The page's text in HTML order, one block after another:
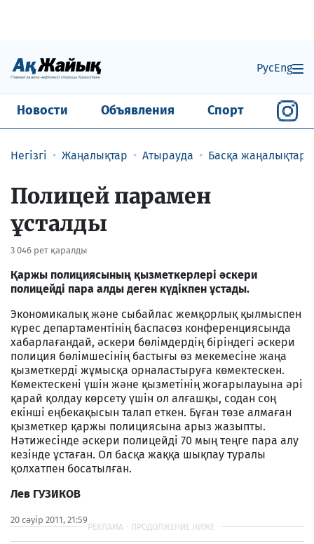
РусEng
Новости Объявления Спорт
Негізгі Жаңалықтар Атырауда Басқа жаңалықтар
Полицей парамен
ұсталды
3 046 рет қаралды
Қаржы полициясының қызметкерлері әскери
полицейді пара алды деген күдікпен ұстады.
Экономикалық және сыбайлас жемқорлық қылмыспен
күрес департаментінің баспасөз конференциясында
хабарлағандай, әскери бөлімдердің біріндегі әскери
полиция бөлімшесінің бастығы өз мекемесіне жаңа
қызметкерді жұмысқа орналастыруға көмектескен.
Көмектескені үшін және қызметінің жоғарылауына әрі
қарай қолдау көрсету үшін ол алғашқы, содан соң
екінші еңбекақысын талап еткен. Бұған төзе алмаған
қызметкер қаржы полициясына арыз жазыпты.
Нәтижесінде әскери полицейді 70 мың теңге пара алу
кезінде ұстаған. Ол басқа жаққа шықпау туралы
қолхатпен босатылған.
Лев ГУЗИКОВ
20 сәуір 2011, 21:59